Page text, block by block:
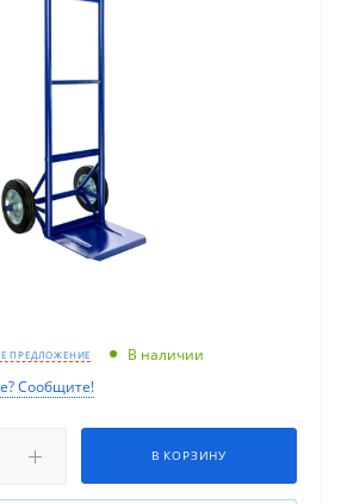
ПРЕДЛОЖЕНИЕ
В наличии
Сообщите!
В КОРЗИНУ